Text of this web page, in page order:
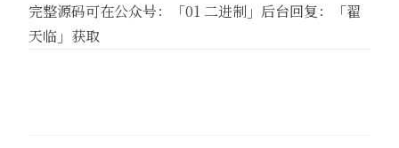
完整源码可在公众号：「01 二进制」后台回复：「翟
天临」获取